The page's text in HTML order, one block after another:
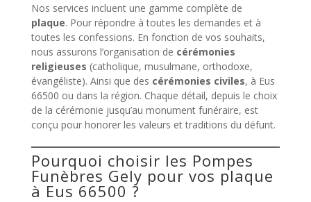
Nos services incluent une gamme complète de
plaque. Pour répondre à toutes les demandes et à
toutes les confessions. En fonction de vos souhaits,
nous assurons l’organisation de cérémonies
religieuses (catholique, musulmane, orthodoxe,
évangéliste). Ainsi que des cérémonies civiles, à Eus
66500 ou dans la région. Chaque détail, depuis le choix
de la cérémonie jusqu’au monument funéraire, est
conçu pour honorer les valeurs et traditions du défunt.
Pourquoi choisir les Pompes
Funèbres Gely pour vos plaque
à Eus 66500 ?